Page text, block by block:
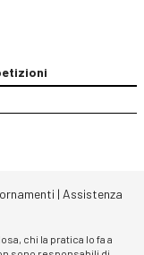
| Assistenza
chi la pratica lo fa a